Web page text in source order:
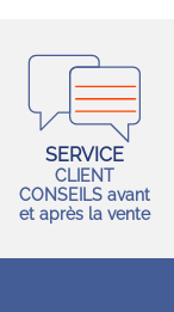
SERVICE
CLIENT
CONSEILS avant
et après la vente